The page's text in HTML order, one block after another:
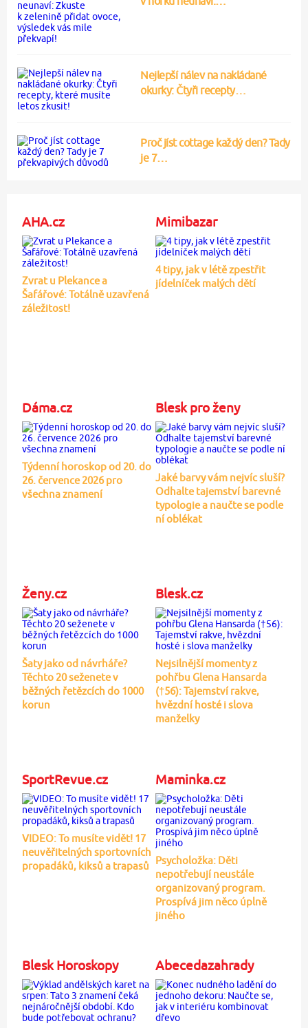
Nejlepší nálev na nakládané
okurky: Čtyři recepty…
Proč jíst cottage každý den? Tady
je 7…
AHA.cz
Zvrat u Plekance a
Šafářové: Totálně uzavřená
záležitost!
Mimibazar
4 tipy, jak v létě zpestřit
jídelníček malých dětí
Dáma.cz
Týdenní horoskop od 20. do
26. července 2026 pro
všechna znamení
Blesk pro ženy
Jaké barvy vám nejvíc sluší?
Odhalte tajemství barevné
typologie a naučte se podle
ní oblékat
Ženy.cz
Šaty jako od návrháře?
Těchto 20 seženete v
běžných řetězcích do 1000
korun
Blesk.cz
Nejsilnější momenty z
pohřbu Glena Hansarda
(†56): Tajemství rakve,
hvězdní hosté i slova
manželky
SportRevue.cz
VIDEO: To musíte vidět! 17
neuvěřitelných sportovních
propadáků, kiksů a trapasů
Maminka.cz
Psycholožka: Děti
nepotřebují neustále
organizovaný program.
Prospívá jim něco úplně
jiného
Blesk Horoskopy Abecedazahrady